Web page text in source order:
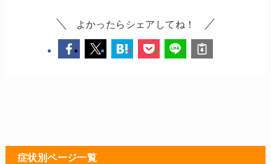
よかったらシェアしてね！
症状別ページ一覧